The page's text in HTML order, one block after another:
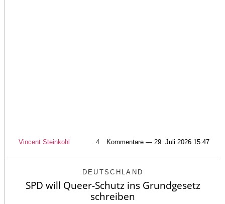
Vincent Steinkohl 4 Kommentare — 29. Juli 2026 15:47
DEUTSCHLAND
SPD will Queer-Schutz ins Grundgesetz
schreiben